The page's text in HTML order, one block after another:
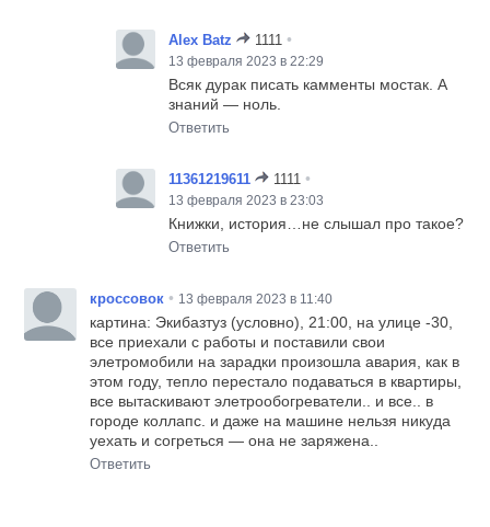
Alex Batz 1111 •
13 февраля 2023 в 22:29
Всяк дурак писать камменты мостак. А
знаний — ноль.
Ответить
11361219611 1111 •
13 февраля 2023 в 23:03
Книжки, история…не слышал про такое?
Ответить
кроссовок • 13 февраля 2023 в 11:40
картина: Экибазтуз (условно), 21:00, на улице -30,
все приехали с работы и поставили свои
элетромобили на зарадки произошла авария, как в
этом году, тепло перестало подаваться в квартиры,
все вытаскивают элетрообогреватели.. и все.. в
городе коллапс. и даже на машине нельзя никуда
уехать и согреться — она не заряжена..
Ответить